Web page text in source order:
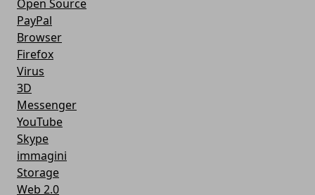
Open Source
PayPal
Browser
Firefox
Virus
3D
Messenger
YouTube
Skype
immagini
Storage
Web 2.0